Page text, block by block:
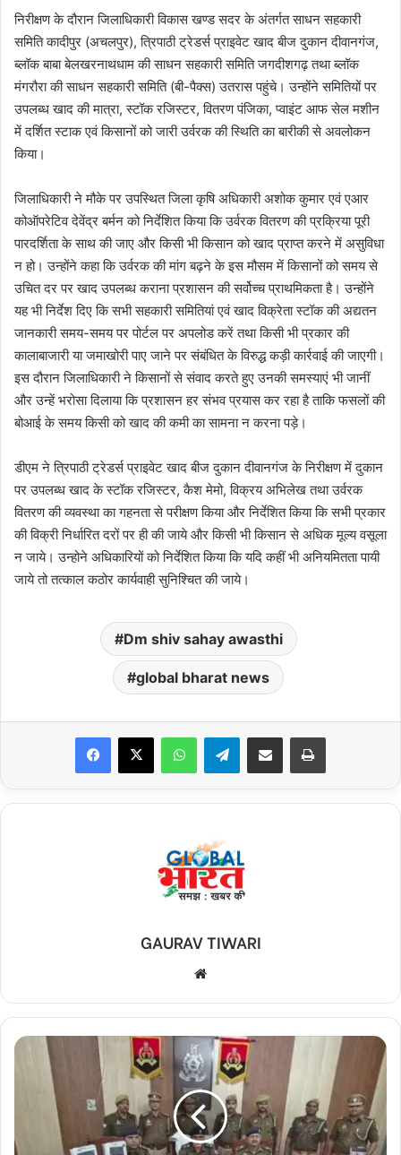
निरीक्षण के दौरान जिलाधिकारी विकास खण्ड सदर के अंतर्गत साधन सहकारी
समिति कादीपुर (अचलपुर), त्रिपाठी ट्रेडर्स प्राइवेट खाद बीज दुकान दीवानगंज,
ब्लॉक बाबा बेलखरनाथधाम की साधन सहकारी समिति जगदीशगढ़ तथा ब्लॉक
मंगरौरा की साधन सहकारी समिति (बी-पैक्स) उतरास पहुंचे। उन्होंने समितियों पर
उपलब्ध खाद की मात्रा, स्टॉक रजिस्टर, वितरण पंजिका, प्वाइंट आफ सेल मशीन
में दर्शित स्टाक एवं किसानों को जारी उर्वरक की स्थिति का बारीकी से अवलोकन
किया।
जिलाधिकारी ने मौके पर उपस्थित जिला कृषि अधिकारी अशोक कुमार एवं एआर
कोऑपरेटिव देवेंद्र बर्मन को निर्देशित किया कि उर्वरक वितरण की प्रक्रिया पूरी
पारदर्शिता के साथ की जाए और किसी भी किसान को खाद प्राप्त करने में असुविधा
न हो। उन्होंने कहा कि उर्वरक की मांग बढ़ने के इस मौसम में किसानों को समय से
उचित दर पर खाद उपलब्ध कराना प्रशासन की सर्वोच्च प्राथमिकता है। उन्होंने
यह भी निर्देश दिए कि सभी सहकारी समितियां एवं खाद विक्रेता स्टॉक की अद्यतन
जानकारी समय-समय पर पोर्टल पर अपलोड करें तथा किसी भी प्रकार की
कालाबाजारी या जमाखोरी पाए जाने पर संबंधित के विरुद्ध कड़ी कार्रवाई की जाएगी।
इस दौरान जिलाधिकारी ने किसानों से संवाद करते हुए उनकी समस्याएं भी जानीं
और उन्हें भरोसा दिलाया कि प्रशासन हर संभव प्रयास कर रहा है ताकि फसलों की
बोआई के समय किसी को खाद की कमी का सामना न करना पड़े।
डीएम ने त्रिपाठी ट्रेडर्स प्राइवेट खाद बीज दुकान दीवानगंज के निरीक्षण में दुकान
पर उपलब्ध खाद के स्टॉक रजिस्टर, कैश मेमो, विक्रय अभिलेख तथा उर्वरक
वितरण की व्यवस्था का गहनता से परीक्षण किया और निर्देशित किया कि सभी प्रकार
की विक्री निर्धारित दरों पर ही की जाये और किसी भी किसान से अधिक मूल्य वसूला
न जाये। उन्होने अधिकारियों को निर्देशित किया कि यदि कहीं भी अनियमितता पायी
जाये तो तत्काल कठोर कार्यवाही सुनिश्चित की जाये।
Dm shiv sahay awasthi
global bharat news
Facebook
X WhatsAppTelegramShare via Email Print
GAURAV TIWARI
जेल
रहा